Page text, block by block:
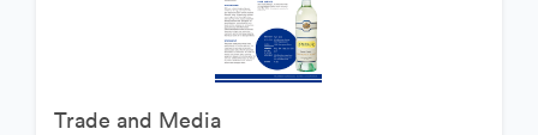
Trade and Media